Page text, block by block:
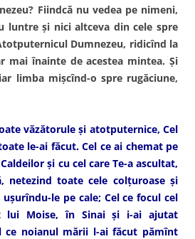
Fiindcă nu vedea pe nimeni,
luntre şi nici altceva din cele spre
Dumnezeu, ridicînd la
mai înainte de acestea mintea. Şi
limba mişcînd-o spre rugăciune,
văzătorule şi atotputernice, Cel
le-ai făcut. Cel ce ai chemat pe
şi cu cel care Te-a ascultat,
netezind toate cele colţuroase şi
le pe cale; Cel ce focul cel
lui Moise, în Sinai şi i-ai ajutat
ce noianul mării l-ai făcut pămînt